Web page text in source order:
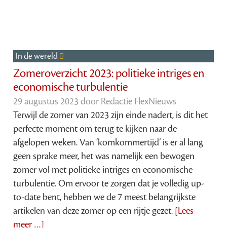
In de wereld
Zomeroverzicht 2023: politieke intriges en
economische turbulentie
29 augustus 2023 door Redactie FlexNieuws
Terwijl de zomer van 2023 zijn einde nadert, is dit het
perfecte moment om terug te kijken naar de
afgelopen weken. Van ‘komkommertijd’ is er al lang
geen sprake meer, het was namelijk een bewogen
zomer vol met politieke intriges en economische
turbulentie. Om ervoor te zorgen dat je volledig up-
to-date bent, hebben we de 7 meest belangrijkste
artikelen van deze zomer op een rijtje gezet. [Lees
meer …]